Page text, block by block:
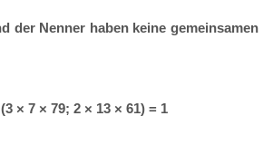
der Nenner haben keine gemeinsamen
× 7 × 79; 2 × 13 × 61) = 1